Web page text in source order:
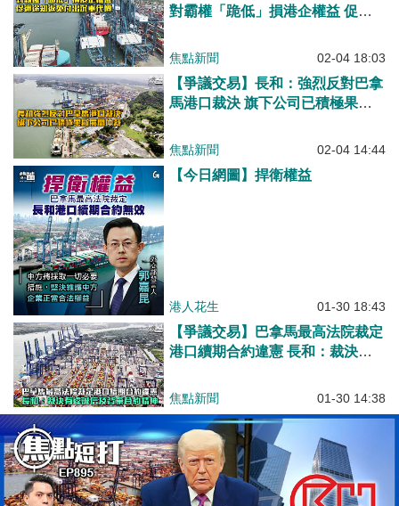
對霸權「跪低」損港企權益 促迷
焦點新聞 02-04 18:03
【爭議交易】長和：強烈反對巴拿
馬港口裁決 旗下公司已積極果斷
焦點新聞 02-04 14:44
【今日網圖】捍衛權益
港人花生 01-30 18:43
【爭議交易】巴拿馬最高法院裁定
港口續期合約違憲 長和：裁決有
焦點新聞 01-30 14:38